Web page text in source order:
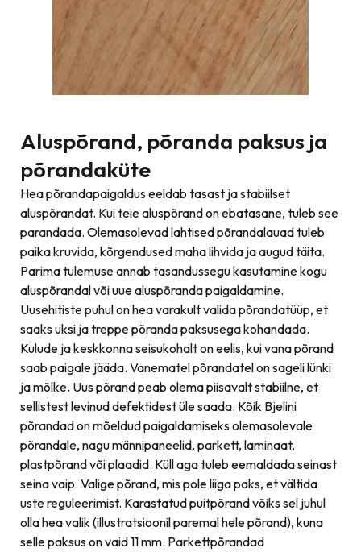
Aluspõrand, põranda paksus ja
põrandaküte
Hea põrandapaigaldus eeldab tasast ja stabiilset
aluspõrandat. Kui teie aluspõrand on ebatasane, tuleb see
parandada. Olemasolevad lahtised põrandalauad tuleb
paika kruvida, kõrgendused maha lihvida ja augud täita.
Parima tulemuse annab tasandussegu kasutamine kogu
aluspõrandal või uue aluspõranda paigaldamine.
Uusehitiste puhul on hea varakult valida põrandatüüp, et
saaks uksi ja treppe põranda paksusega kohandada.
Kulude ja keskkonna seisukohalt on eelis, kui vana põrand
saab paigale jääda. Vanematel põrandatel on sageli lünki
ja mõlke. Uus põrand peab olema piisavalt stabiilne, et
sellistest levinud defektidest üle saada. Kõik Bjelini
põrandad on mõeldud paigaldamiseks olemasolevale
põrandale, nagu männipaneelid, parkett, laminaat,
plastpõrand või plaadid. Küll aga tuleb eemaldada seinast
seina vaip. Valige põrand, mis pole liiga paks, et vältida
uste reguleerimist. Karastatud puitpõrand võiks sel juhul
olla hea valik (illustratsioonil paremal hele põrand), kuna
selle paksus on vaid 11 mm. Parkettpõrandad